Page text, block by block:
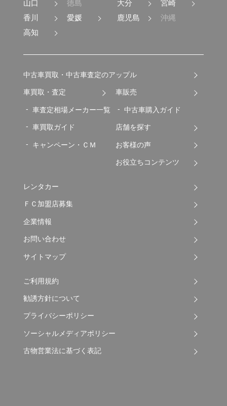
山口
徳島
香川
愛媛
高知
大分
宮崎
鹿児島
沖縄
中古車買取・中古車査定のアップル
車買取・査定
車査定相場メーカー一覧
車買取ガイド
キャンペーン・ＣＭ
車販売
中古車購入ガイド
店舗を探す
お客様の声
お役立ちコンテンツ
レンタカー
ＦＣ加盟店募集
企業情報
お問い合わせ
サイトマップ
ご利用規約
勧誘方針について
プライバシーポリシー
ソーシャルメディアポリシー
古物営業法に基づく表記